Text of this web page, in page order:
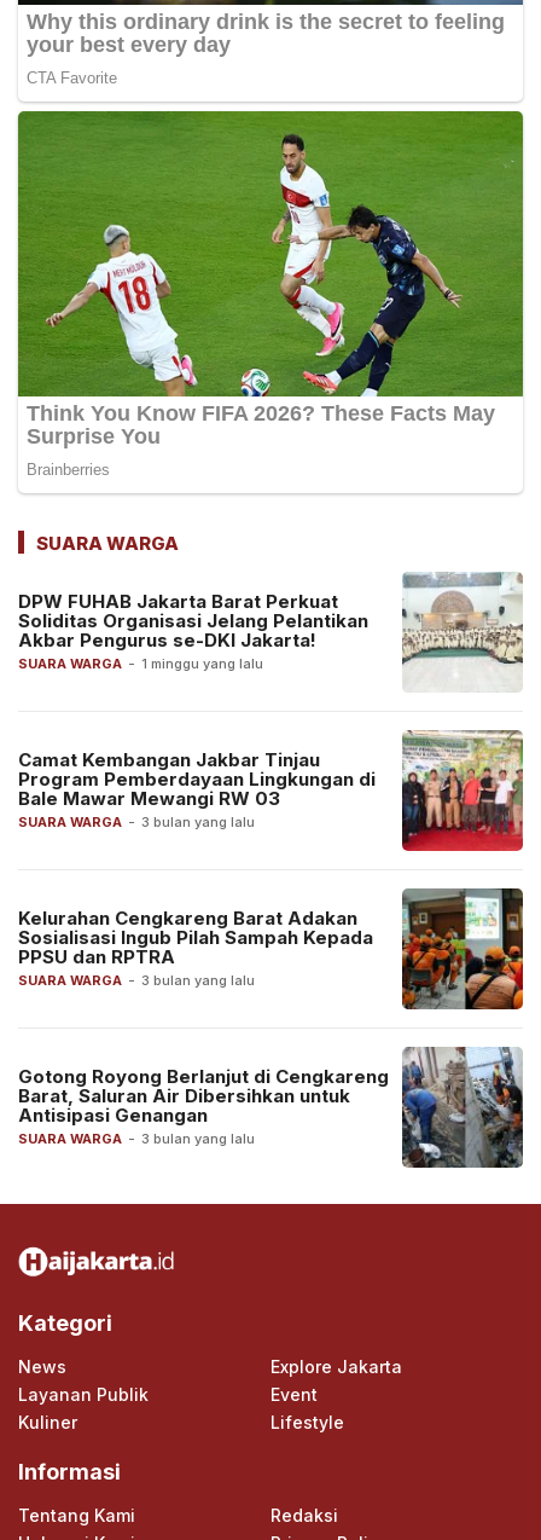
SUARA WARGA
SUARA WARGA - 1 minggu yang lalu
DPW FUHAB Jakarta Barat Perkuat
Soliditas Organisasi Jelang Pelantikan
Akbar Pengurus se-DKI Jakarta!
SUARA WARGA - 3 bulan yang lalu
Camat Kembangan Jakbar Tinjau
Program Pemberdayaan Lingkungan di
Bale Mawar Mewangi RW 03
SUARA WARGA - 3 bulan yang lalu
Kelurahan Cengkareng Barat Adakan
Sosialisasi Ingub Pilah Sampah Kepada
PPSU dan RPTRA
SUARA WARGA - 3 bulan yang lalu
Gotong Royong Berlanjut di Cengkareng
Barat, Saluran Air Dibersihkan untuk
Antisipasi Genangan
Kategori
News
Explore Jakarta
Layanan Publik
Event
Kuliner
Lifestyle
Informasi
Tentang Kami
Redaksi